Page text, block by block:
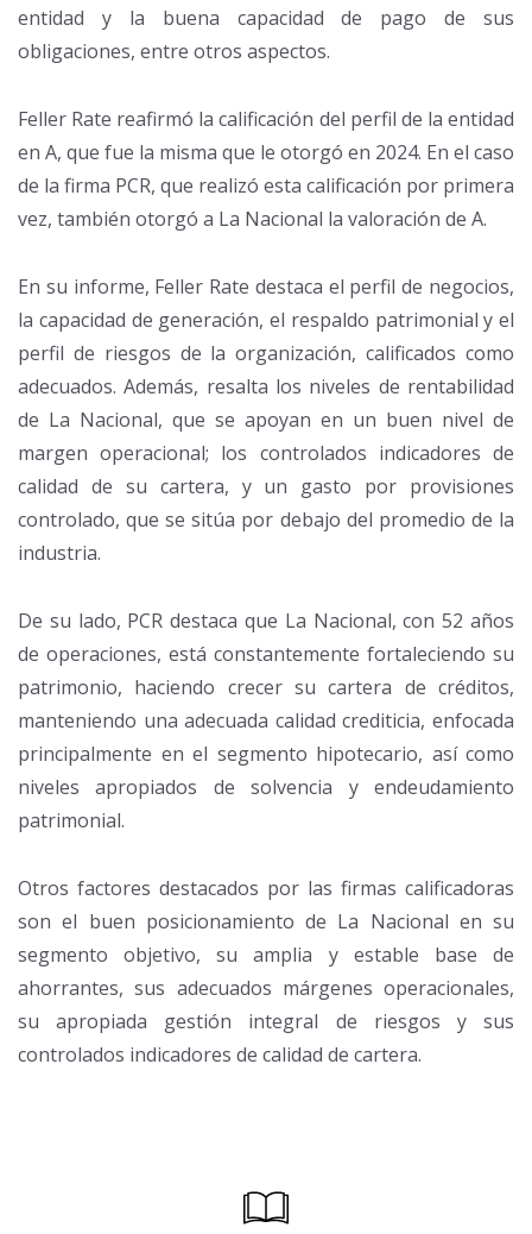
entidad y la buena capacidad de pago de sus
obligaciones, entre otros aspectos.
Feller Rate reafirmó la calificación del perfil de la entidad
en A, que fue la misma que le otorgó en 2024. En el caso
de la firma PCR, que realizó esta calificación por primera
vez, también otorgó a La Nacional la valoración de A.
En su informe, Feller Rate destaca el perfil de negocios,
la capacidad de generación, el respaldo patrimonial y el
perfil de riesgos de la organización, calificados como
adecuados. Además, resalta los niveles de rentabilidad
de La Nacional, que se apoyan en un buen nivel de
margen operacional; los controlados indicadores de
calidad de su cartera, y un gasto por provisiones
controlado, que se sitúa por debajo del promedio de la
industria.
De su lado, PCR destaca que La Nacional, con 52 años
de operaciones, está constantemente fortaleciendo su
patrimonio, haciendo crecer su cartera de créditos,
manteniendo una adecuada calidad crediticia, enfocada
principalmente en el segmento hipotecario, así como
niveles apropiados de solvencia y endeudamiento
patrimonial.
Otros factores destacados por las firmas calificadoras
son el buen posicionamiento de La Nacional en su
segmento objetivo, su amplia y estable base de
ahorrantes, sus adecuados márgenes operacionales,
su apropiada gestión integral de riesgos y sus
controlados indicadores de calidad de cartera.